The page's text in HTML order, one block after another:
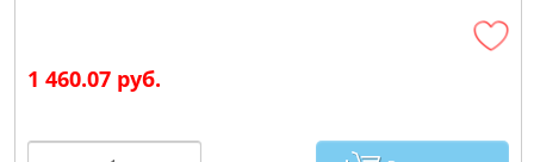
1 460.07 руб.